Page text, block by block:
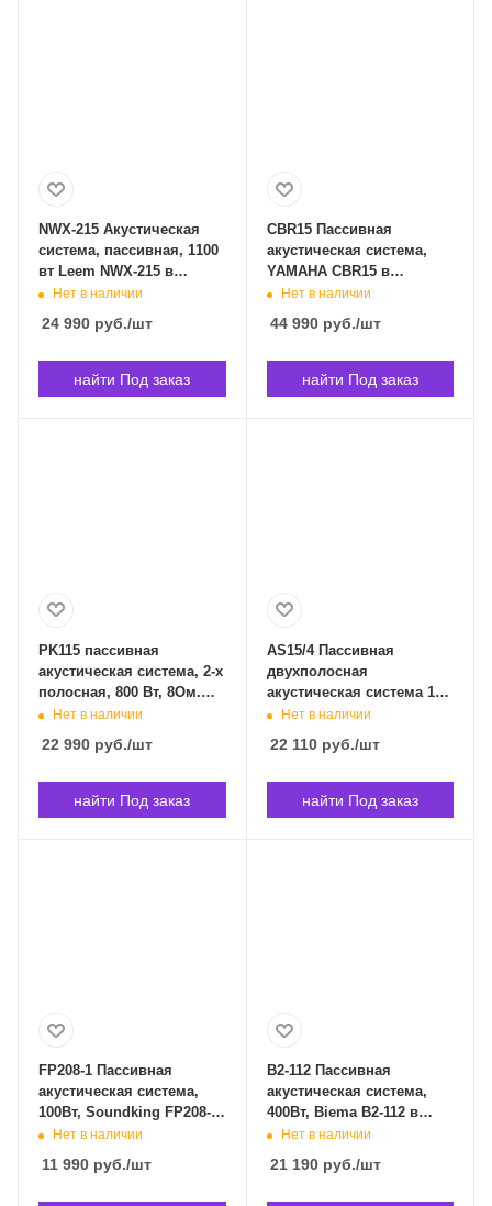
NWX-215 Акустическая
система, пассивная, 1100
вт Leem NWX-215 в
Владивостоке
Нет в наличии
24 990 руб./шт
найти Под заказ
CBR15 Пассивная
акустическая система,
YAMAHA CBR15 в
Владивостоке
Нет в наличии
44 990руб./шт
найти Под заказ
PK115 пассивная
акустическая система, 2-х
полосная, 800 Вт, 8Ом.
BEHRINGER PK115 в
Нет в наличии
22 990 руб./шт
найти Под заказ
AS15/4 Пассивная
двухполосная
акустическая система 15
",300 Вт,4 Ом, 47Гц-18кГц,
в Владивостоке
Нет в наличии
22 110руб./шт
найти Под заказ
FP208-1 Пассивная
акустическая система,
100Вт, Soundking FP208-1
в Владивостоке
Нет в наличии
11 990 руб./шт
B2-112 Пассивная
акустическая система,
400Вт, Biema B2-112 в
Владивостоке
Нет в наличии
21 190руб./шт